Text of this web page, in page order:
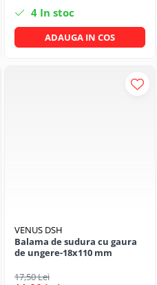
4 In stoc
ADAUGA IN COS
VENUS DSH
Balama de sudura cu gaura
de ungere-18x110 mm
17,50 Lei